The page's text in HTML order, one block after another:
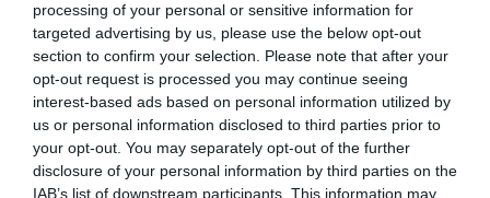
processing of your personal or sensitive information for
targeted advertising by us, please use the below opt-out
section to confirm your selection. Please note that after your
opt-out request is processed you may continue seeing
interest-based ads based on personal information utilized by
us or personal information disclosed to third parties prior to
your opt-out. You may separately opt-out of the further
disclosure of your personal information by third parties on the
IAB’s list of downstream participants. This information may